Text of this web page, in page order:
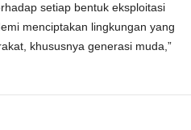
setiap bentuk eksploitasi
menciptakan lingkungan yang
khususnya generasi muda,”